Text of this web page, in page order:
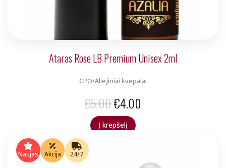
Ataras Rose LB Premium Unisex 2ml
CPO/Aliejiniai kvepalai
€5.00Original
price
€4.00
Į krepšelį
Naujas Akcija 24/7